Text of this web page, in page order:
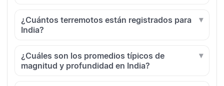
¿Cuántos terremotos están registrados para
India?
¿Cuáles son los promedios típicos de
magnitud y profundidad en India?